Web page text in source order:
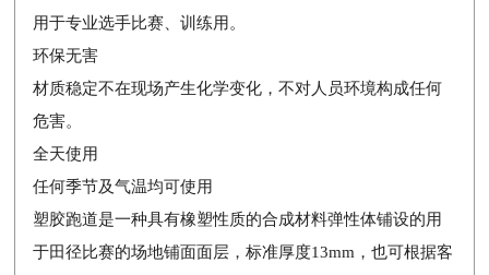
用于专业选手比赛、训练用。
环保无害
材质稳定不在现场产生化学变化，不对人员环境构成任何
危害。
全天使用
任何季节及气温均可使用
塑胶跑道是一种具有橡塑性质的合成材料弹性体铺设的用
于田径比赛的场地铺面面层，标准厚度13mm，也可根据客